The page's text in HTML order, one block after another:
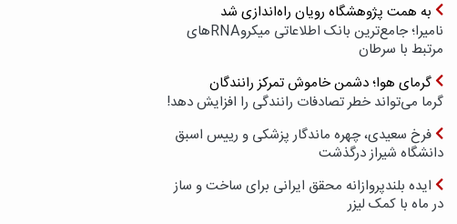
به همت پژوهشگاه رویان راه‌اندازی شد
نامیرا؛ جامع‌ترین بانک اطلاعاتی میکروRNAهای
مرتبط با سرطان
گرمای هوا؛ دشمن خاموش تمرکز رانندگان
گرما می‌تواند خطر تصادفات رانندگی را افزایش دهد!
فرخ سعیدی، چهره ماندگار پزشکی و رییس اسبق
دانشگاه شیراز درگذشت
ایده بلندپروازانه محقق ایرانی برای ساخت و ساز
در ماه با کمک لیزر